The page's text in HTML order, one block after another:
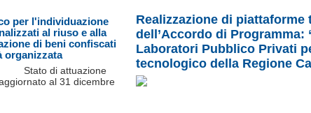
Realizzazione di piattaforme
dell’Accordo di
Laboratori Pubblico Privati
tecnologico della Regione
per l'individuazione
al riuso e alla
di beni confiscati
organizzata
Stato di attuazione
al 31 dicembre